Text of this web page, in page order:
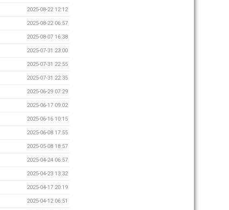
2025-08-22 12:12
2025-08-22 06:57
2025-08-07 16:38
2025-07-31 23:00
2025-07-31 22:55
2025-07-31 22:35
2025-06-29 07:29
2025-06-17 09:02
2025-06-16 10:15
2025-06-08 17:55
2025-05-08 18:57
2025-04-24 06:57
2025-04-23 13:32
2025-04-17 20:19
2025-04-12 06:51